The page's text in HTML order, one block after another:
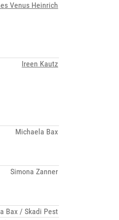
Venus Heinrich
Ireen Kautz
Michaela Bax
Simona Zanner
Bax / Skadi Pest